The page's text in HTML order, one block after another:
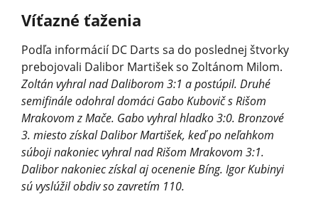
Víťazné ťaženia
Podľa informácií DC Darts sa do poslednej štvorky
prebojovali Dalibor Martišek so Zoltánom Milom.
Zoltán vyhral nad Daliborom 3:1 a postúpil. Druhé
semifinále odohral domáci Gabo Kubovič s Rišom
Mrakovom z Mače. Gabo vyhral hladko 3:0. Bronzové
3. miesto získal Dalibor Martišek, keď po neľahkom
súboji nakoniec vyhral nad Rišom Mrakovom 3:1.
Dalibor nakoniec získal aj ocenenie Bíng. Igor Kubinyi
sú vyslúžil obdiv so zavretím 110.